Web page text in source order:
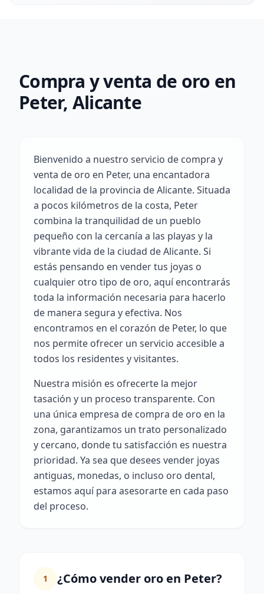
Compra y venta de oro en
Peter, Alicante
Bienvenido a nuestro servicio de compra y
venta de oro en Peter, una encantadora
localidad de la provincia de Alicante. Situada
a pocos kilómetros de la costa, Peter
combina la tranquilidad de un pueblo
pequeño con la cercanía a las playas y la
vibrante vida de la ciudad de Alicante. Si
estás pensando en vender tus joyas o
cualquier otro tipo de oro, aquí encontrarás
toda la información necesaria para hacerlo
de manera segura y efectiva. Nos
encontramos en el corazón de Peter, lo que
nos permite ofrecer un servicio accesible a
todos los residentes y visitantes.
Nuestra misión es ofrecerte la mejor
tasación y un proceso transparente. Con
una única empresa de compra de oro en la
zona, garantizamos un trato personalizado
y cercano, donde tu satisfacción es nuestra
prioridad. Ya sea que desees vender joyas
antiguas, monedas, o incluso oro dental,
estamos aquí para asesorarte en cada paso
del proceso.
1 ¿Cómo vender oro en Peter?